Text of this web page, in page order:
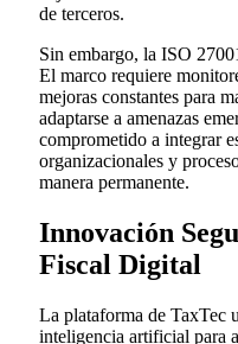
de terceros.
Sin embargo, la ISO
El marco requiere
mejoras constantes para
adaptarse a amenazas
comprometido a integrar
organizacionales y
manera permanente.
Innovación
Fiscal Digital
La plataforma de TaxTec
inteligencia artificial para